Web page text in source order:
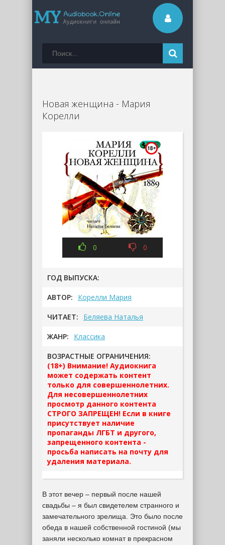
Новая женщина - Мария
Корелли
0 0
ГОД ВЫПУСКА:
АВТОР: Корелли Мария
ЧИТАЕТ: Беляева Наталья
ЖАНР: Классика
ВОЗРАСТНЫЕ ОГРАНИЧЕНИЯ:
(18+) Внимание! Аудиокнига
может содержать контент
только для совершеннолетних.
Для несовершеннолетних
просмотр данного контента
СТРОГО ЗАПРЕЩЕН! Если в книге
присутствует наличие
пропаганды ЛГБТ и другого,
запрещенного контента -
просьба написать на почту для
удаления материала.
В этот вечер – первый после нашей
свадьбы – я был свидетелем странного и
замечательного зрелища. Это было после
обеда в нашей собственной гостиной (мы
заняли несколько комнат в прекрасном